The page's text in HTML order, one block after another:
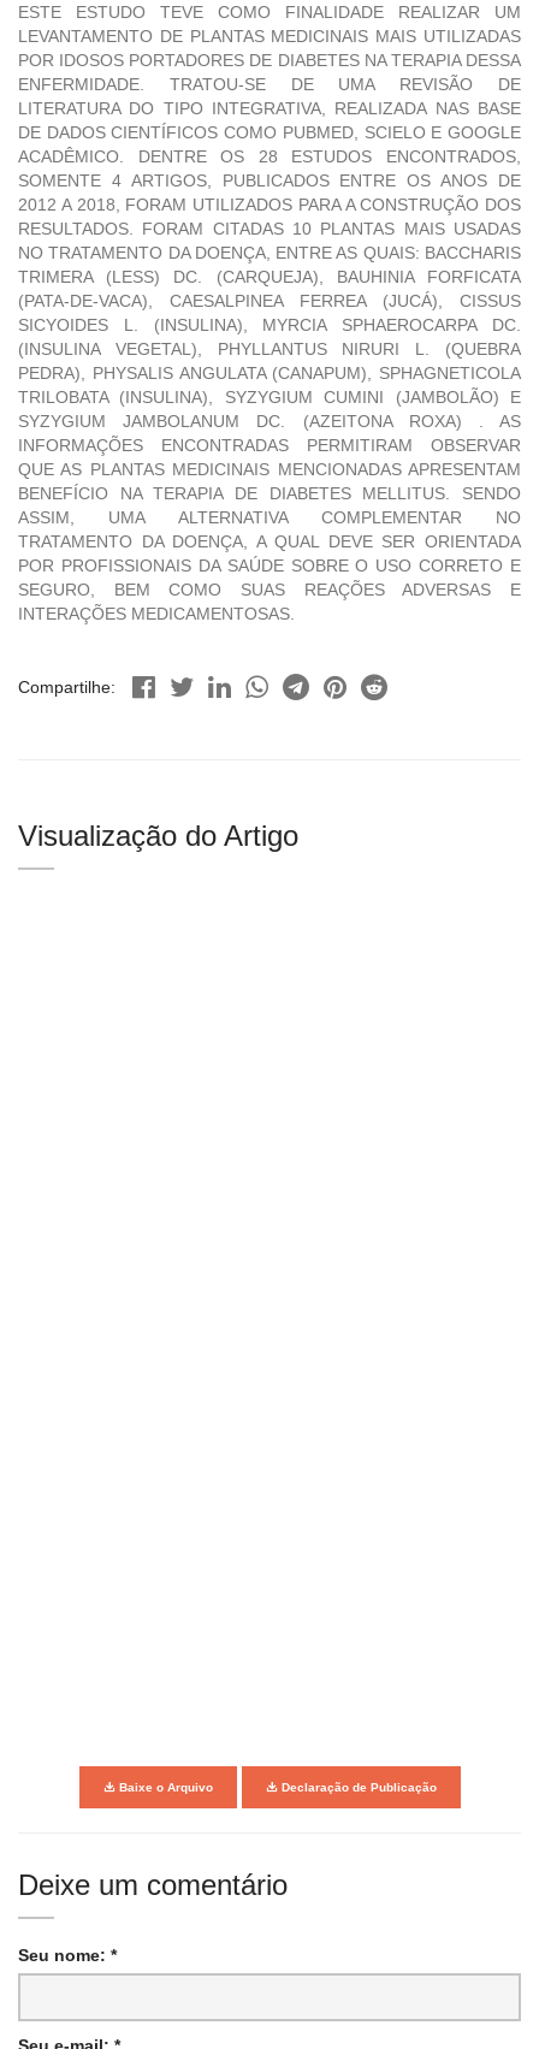
ESTE ESTUDO TEVE COMO FINALIDADE REALIZAR UM
LEVANTAMENTO DE PLANTAS MEDICINAIS MAIS UTILIZADAS
POR IDOSOS PORTADORES DE DIABETES NA TERAPIA DESSA
ENFERMIDADE. TRATOU-SE DE UMA REVISÃO DE
LITERATURA DO TIPO INTEGRATIVA, REALIZADA NAS BASE
DE DADOS CIENTÍFICOS COMO PUBMED, SCIELO E GOOGLE
ACADÊMICO. DENTRE OS 28 ESTUDOS ENCONTRADOS,
SOMENTE 4 ARTIGOS, PUBLICADOS ENTRE OS ANOS DE
2012 A 2018, FORAM UTILIZADOS PARA A CONSTRUÇÃO DOS
RESULTADOS. FORAM CITADAS 10 PLANTAS MAIS USADAS
NO TRATAMENTO DA DOENÇA, ENTRE AS QUAIS: BACCHARIS
TRIMERA (LESS) DC. (CARQUEJA), BAUHINIA FORFICATA
(PATA-DE-VACA), CAESALPINEA FERREA (JUCÁ), CISSUS
SICYOIDES L. (INSULINA), MYRCIA SPHAEROCARPA DC.
(INSULINA VEGETAL), PHYLLANTUS NIRURI L. (QUEBRA
PEDRA), PHYSALIS ANGULATA (CANAPUM), SPHAGNETICOLA
TRILOBATA (INSULINA), SYZYGIUM CUMINI (JAMBOLÃO) E
SYZYGIUM JAMBOLANUM DC. (AZEITONA ROXA) . AS
INFORMAÇÕES ENCONTRADAS PERMITIRAM OBSERVAR
QUE AS PLANTAS MEDICINAIS MENCIONADAS APRESENTAM
BENEFÍCIO NA TERAPIA DE DIABETES MELLITUS. SENDO
ASSIM, UMA ALTERNATIVA COMPLEMENTAR NO
TRATAMENTO DA DOENÇA, A QUAL DEVE SER ORIENTADA
POR PROFISSIONAIS DA SAÚDE SOBRE O USO CORRETO E
SEGURO, BEM COMO SUAS REAÇÕES ADVERSAS E
INTERAÇÕES MEDICAMENTOSAS.
Compartilhe:
Visualização do Artigo
Baixe o Arquivo Declaração de Publicação
Deixe um comentário
Seu nome: *
Seu e-mail: *